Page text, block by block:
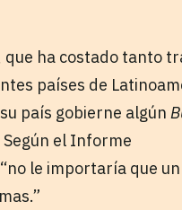
ha costado tanto
países de
país gobierne algún
el Informe
le importaría que un